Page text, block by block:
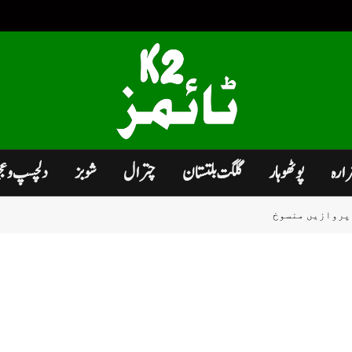
پوٹھوہار گلگت بلتستان چترال شوبز دلچسپ و